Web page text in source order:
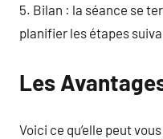
5. Bilan : la séance se
planifier les étapes
Les
Voici ce qu’elle peut